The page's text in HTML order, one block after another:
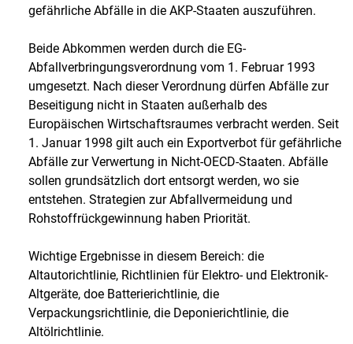
gefährliche Abfälle in die AKP-Staaten auszuführen.
Beide Abkommen werden durch die EG-
Abfallverbringungsverordnung vom 1. Februar 1993
umgesetzt. Nach dieser Verordnung dürfen Abfälle zur
Beseitigung nicht in Staaten außerhalb des
Europäischen Wirtschaftsraumes verbracht werden. Seit
1. Januar 1998 gilt auch ein Exportverbot für gefährliche
Abfälle zur Verwertung in Nicht-OECD-Staaten. Abfälle
sollen grundsätzlich dort entsorgt werden, wo sie
entstehen. Strategien zur Abfallvermeidung und
Rohstoffrückgewinnung haben Priorität.
Wichtige Ergebnisse in diesem Bereich: die
Altautorichtlinie, Richtlinien für Elektro- und Elektronik-
Altgeräte, doe Batterierichtlinie, die
Verpackungsrichtlinie, die Deponierichtlinie, die
Altölrichtlinie.